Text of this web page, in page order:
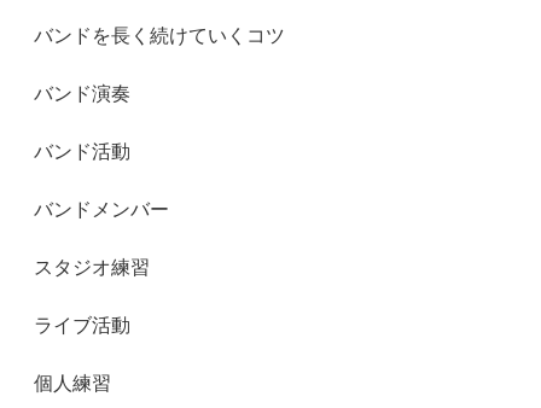
バンドを長く続けていくコツ
バンド演奏
バンド活動
バンドメンバー
スタジオ練習
ライブ活動
個人練習